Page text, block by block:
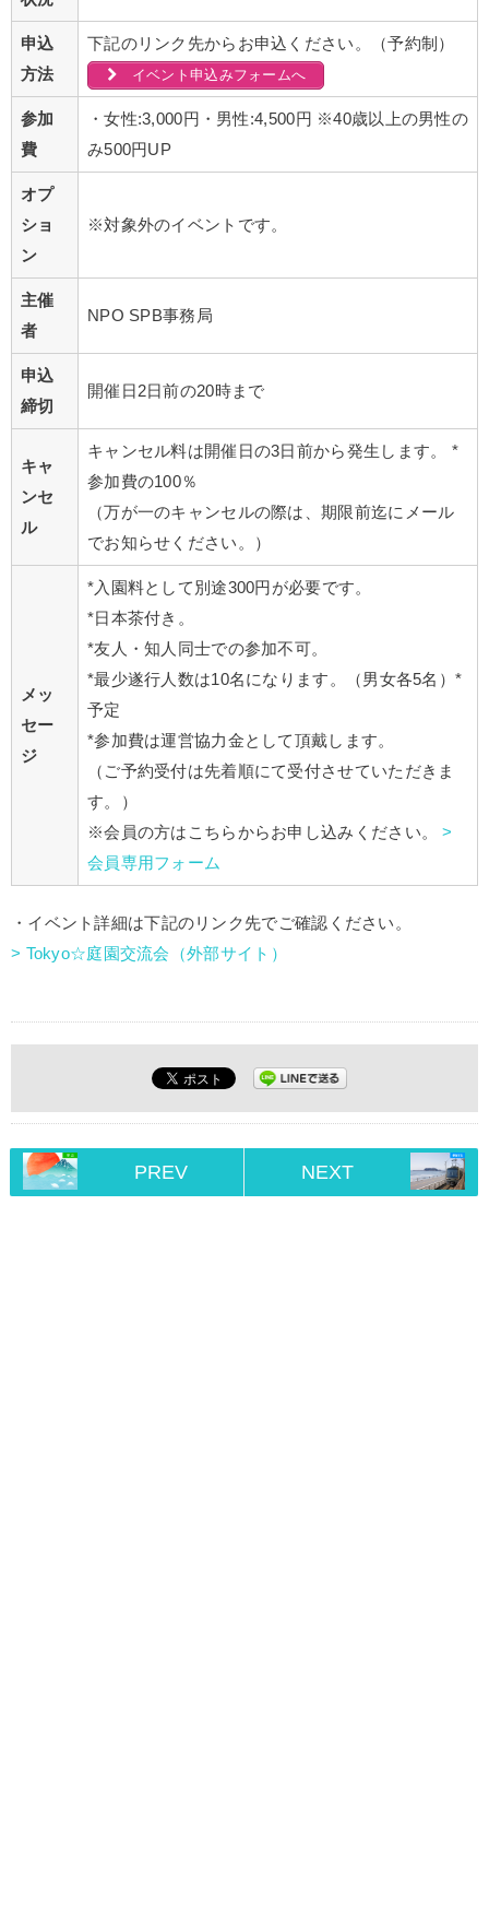
申込
方法
下記のリンク先からお申込ください。（予約制）
イベント申込みフォームへ
参加
費
・女性:3,000円・男性:4,500円 ※40歳以上の男性の
み500円UP
オプ
ショ
ン
※対象外のイベントです。
主催
者
NPO SPB事務局
申込
締切
開催日2日前の20時まで
キャ
ンセ
ル
キャンセル料は開催日の3日前から発生します。 *
参加費の100％
（万が一のキャンセルの際は、期限前迄にメール
でお知らせください。）
メッ
セー
ジ
*入園料として別途300円が必要です。
*日本茶付き。
*友人・知人同士での参加不可。
*最少遂行人数は10名になります。（男女各5名）*
予定
*参加費は運営協力金として頂戴します。
（ご予約受付は先着順にて受付させていただきま
す。）
※会員の方はこちらからお申し込みください。>
会員専用フォーム
・イベント詳細は下記のリンク先でご確認ください。
> Tokyo☆庭園交流会（外部サイト）
PREV NEXT